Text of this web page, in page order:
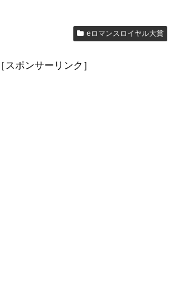
eロマンスロイヤル大賞
［スポンサーリンク］